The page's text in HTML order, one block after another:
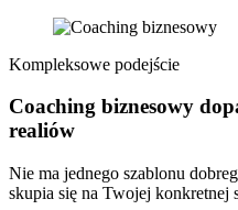
Kompleksowe podejście
Coaching biznesowy
realiów
Nie ma jednego szablonu
skupia się na Twojej konkretnej